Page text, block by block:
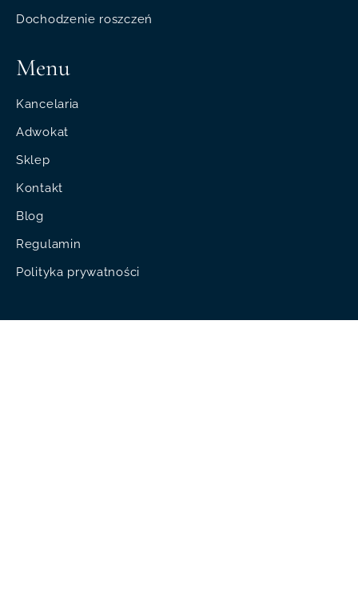
Dochodzenie roszczeń
Menu
Kancelaria
Adwokat
Sklep
Kontakt
Blog
Regulamin
Polityka prywatności